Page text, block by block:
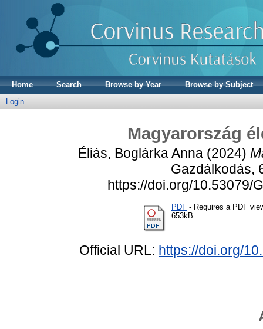
Home Search Browse by Year
Browse by Subject
Login
Magyarország
Éliás, Boglárka Anna (2024)
Gazdálkodás,
https://doi.org/10.53079/
PDF - Requires a PDF
653kB
Official URL: https://doi.org/